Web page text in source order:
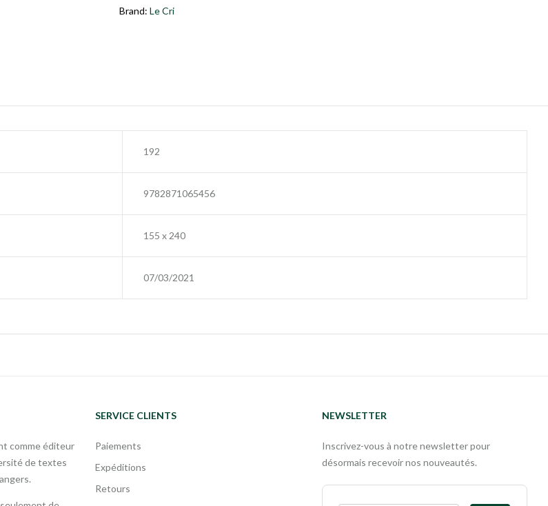
Brand: Le Cri
192
9782871065456
155 x 240
07/03/2021
comme éditeur
de textes
SERVICE CLIENTS
Paiements
Expéditions
Retours
NEWSLETTER
Inscrivez-vous à notre newsletter pour
désormais recevoir nos nouveautés.